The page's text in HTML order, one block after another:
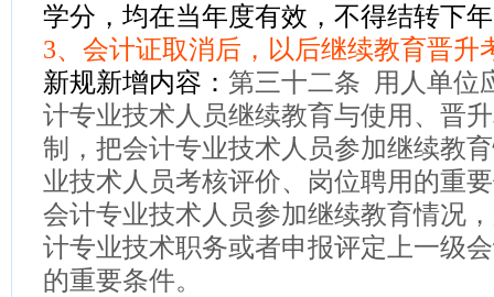
学分，均在当年度有效，不得结转下
3、 会计证取消后，以后继续教育晋升
新规新增内容： 第三十二条 用人单位
计专业技术人员继续教育与使用、晋
制，把会计专业技术人员参加继续教
业技术人员考核评价、岗位聘用的重
会计专业技术人员参加继续教育情况
计专业技术职务或者申报评定上一级
的重要条件。